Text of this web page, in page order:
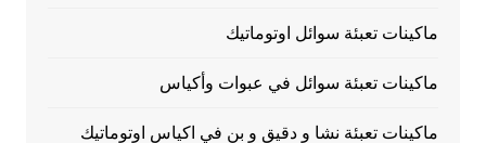
ماكينات تعبئة سوائل اوتوماتيك
ماكينات تعبئة سوائل في عبوات وأكياس
ماكينات تعبئة نشا و دقيق و بن في اكياس اوتوماتيك